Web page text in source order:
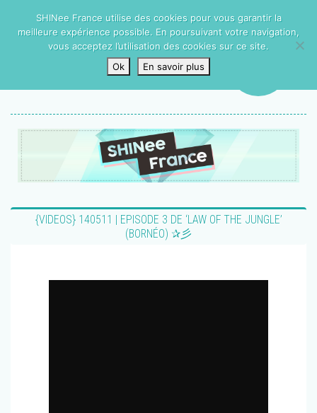
{VIDEOS} 140511 | EPISODE 3 DE ‘LAW OF THE JUNGLE’
(BORNÉO) ✰彡
SHINee France utilise des cookies pour vous garantir la
meilleure expérience possible. En poursuivant votre navigation,
vous acceptez l’utilisation des cookies sur ce site.
Ok
En savoir plus